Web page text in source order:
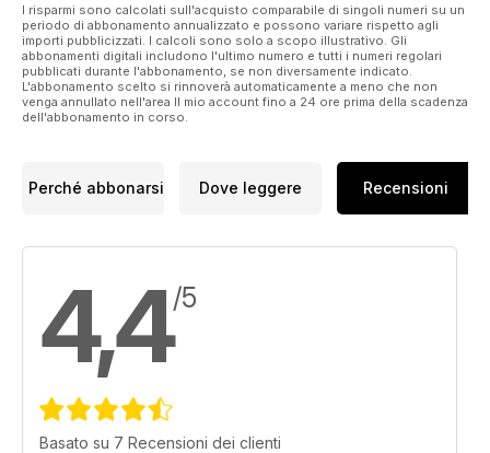
I risparmi sono calcolati sull'acquisto comparabile di singoli numeri su un
periodo di abbonamento annualizzato e possono variare rispetto agli
importi pubblicizzati. I calcoli sono solo a scopo illustrativo. Gli
abbonamenti digitali includono l'ultimo numero e tutti i numeri regolari
pubblicati durante l'abbonamento, se non diversamente indicato.
L'abbonamento scelto si rinnoverà automaticamente a meno che non
venga annullato nell'area Il mio account fino a 24 ore prima della scadenza
dell'abbonamento in corso.
Perché abbonarsi Dove leggere Recensioni
4,4/5
Basato su 7 Recensioni dei clienti